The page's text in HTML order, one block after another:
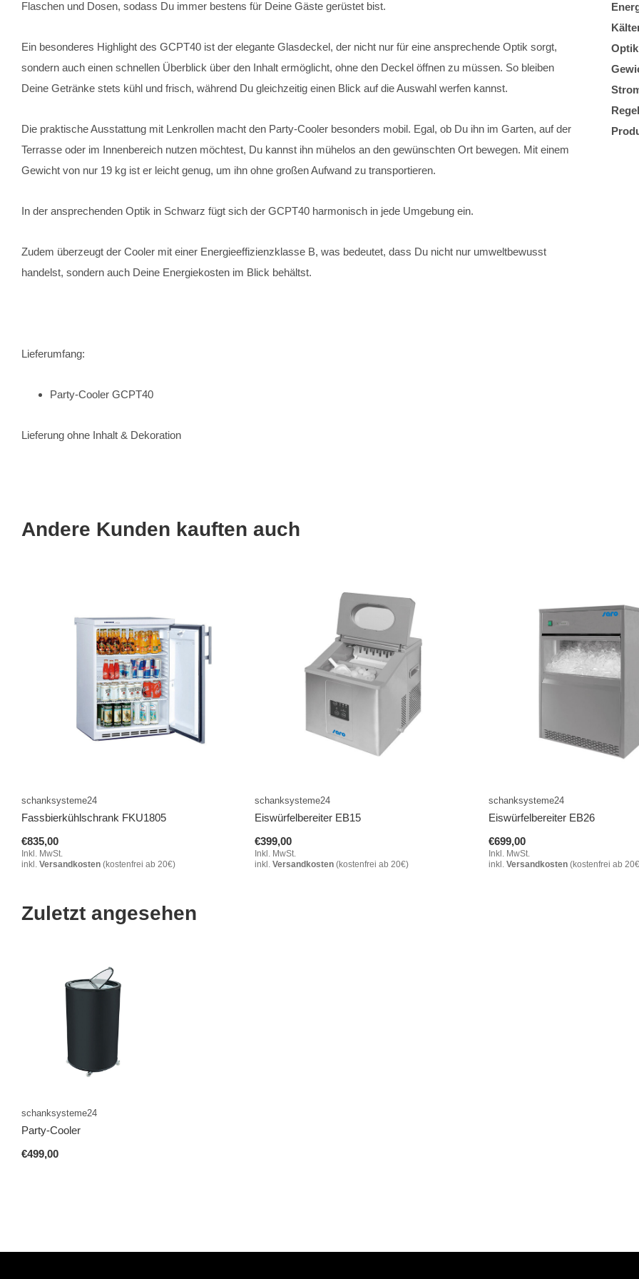
Flaschen und Dosen, sodass Du immer bestens für Deine Gäste gerüstet bist.
Ein besonderes Highlight des GCPT40 ist der elegante Glasdeckel, der nicht nur für eine ansprechende Optik sorgt,
sondern auch einen schnellen Überblick über den Inhalt ermöglicht, ohne den Deckel öffnen zu müssen. So bleiben
Deine Getränke stets kühl und frisch, während Du gleichzeitig einen Blick auf die Auswahl werfen kannst.
Die praktische Ausstattung mit Lenkrollen macht den Party-Cooler besonders mobil. Egal, ob Du ihn im Garten, auf der
Terrasse oder im Innenbereich nutzen möchtest, Du kannst ihn mühelos an den gewünschten Ort bewegen. Mit einem
Gewicht von nur 19 kg ist er leicht genug, um ihn ohne großen Aufwand zu transportieren.
In der ansprechenden Optik in Schwarz fügt sich der GCPT40 harmonisch in jede Umgebung ein.
Zudem überzeugt der Cooler mit einer Energieeffizienzklasse B, was bedeutet, dass Du nicht nur umweltbewusst
handelst, sondern auch Deine Energiekosten im Blick behältst.
Lieferumfang:
Party-Cooler GCPT40
Lieferung ohne Inhalt & Dekoration
Optik
Andere Kunden kauften auch
schanksysteme24
Fassbierkühlschrank FKU1805
€835,00
Inkl. MwSt.
inkl. Versandkosten (kostenfrei ab 20€)
schanksysteme24
Eiswürfelbereiter EB15
€399,00
Inkl. MwSt.
inkl.Versandkosten (kostenfrei ab 20€)
schanksysteme24
Eiswürfelbereiter EB26
€699,00
Inkl. MwSt.
inkl. Versandkosten(kostenfrei ab
Zuletzt angesehen
schanksysteme24
Party-Cooler
€499,00